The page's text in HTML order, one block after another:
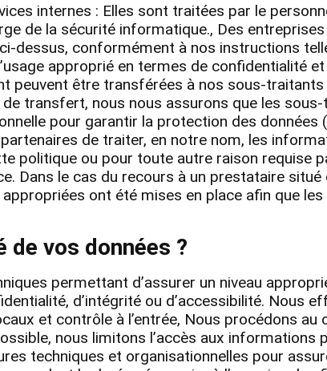
internes : Elles sont traitées par le
de la sécurité informatique., Des
dessus, conformément à nos instructions
approprié en termes de confidentialité
peuvent être transférées à nos sous-traitants
transfert, nous nous assurons que les
pour garantir la protection des données
de traiter, en notre nom, les
politique ou pour toute autre raison requise
Dans le cas du recours à un prestataire situé
ont été mises en place afin que les
vos données ?
permettant d’assurer un niveau
d’intégrité ou d’accessibilité. Nous
et contrôle à l’entrée, Nous procédons au
nous limitons l’accès aux informations
techniques et organisationnelles pour